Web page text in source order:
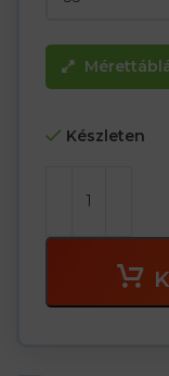
Készleten